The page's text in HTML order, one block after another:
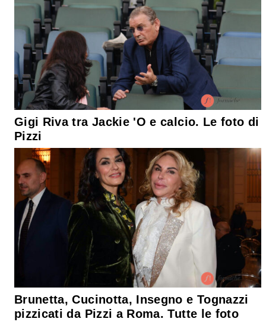
Gigi Riva tra Jackie 'O e calcio. Le foto di
Pizzi
Brunetta, Cucinotta, Insegno e Tognazzi
pizzicati da Pizzi a Roma. Tutte le foto